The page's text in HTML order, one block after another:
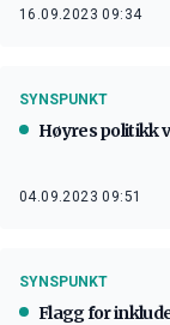
16.09.2023 09:34
SYNSPUNKT
Høyres politikk
04.09.2023 09:51
SYNSPUNKT
Flagg for